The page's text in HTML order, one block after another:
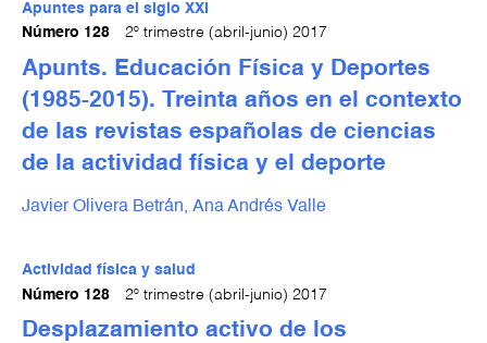
Apuntes para el siglo XXI
Número 128
2º trimestre (abril-junio) 2017
Apunts. Educación Física y Deportes
(1985-2015). Treinta años en el contexto
de las revistas españolas de ciencias
de la actividad física y el deporte
Javier Olivera Betrán, Ana Andrés Valle
Actividad física y salud
Número 128
2º trimestre (abril-junio) 2017
Desplazamiento activo de los